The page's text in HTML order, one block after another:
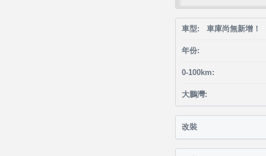
車型: 車庫尚無新增！
年份:
0-100km:
大鵬灣:
改裝